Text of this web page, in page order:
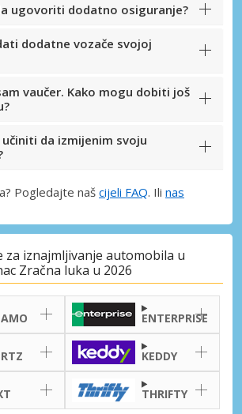
ponudama naših
ugovoriti dodatno osiguranje?
dodatne vozače svojoj
vaučer. Kako mogu dobiti još
da izmijenim svoju
Pogledajte naš cijeli FAQ. Ili nas
iznajmljivanje automobila u
Zračna luka u 2026
ENTERPRISE
KEDDY
THRIFTY